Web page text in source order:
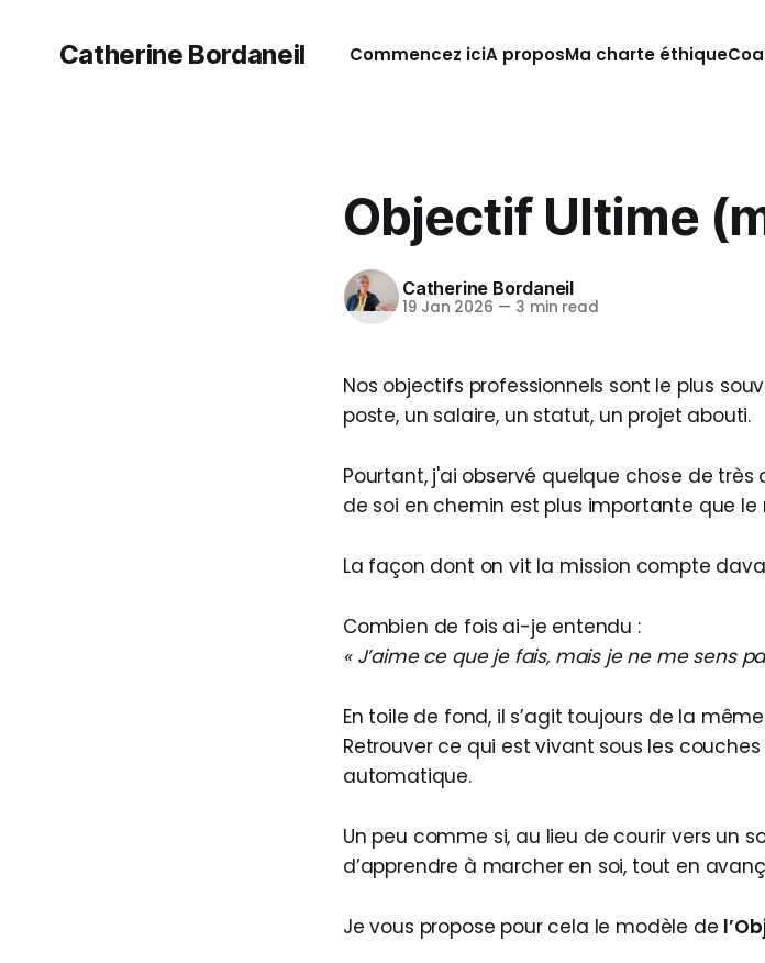
Catherine Bordaneil Commencez iciA proposMa charte éthique
Objectif Ultime
Catherine Bordaneil
19 Jan 2026 — 3 min read
Nos objectifs professionnels sont le plus
poste, un salaire, un statut, un projet abouti.
Pourtant, j'ai observé quelque chose de très
de soi en chemin est plus importante que le
La façon dont on vit la mission compte
Combien de fois ai-je entendu :
« J’aime ce que je fais, mais je ne me sens
En toile de fond, il s’agit toujours de la
Retrouver ce qui est vivant sous les
automatique.
Un peu comme si, au lieu de courir vers un
d’apprendre à marcher en soi, tout en
Je vous propose pour cela le modèle de